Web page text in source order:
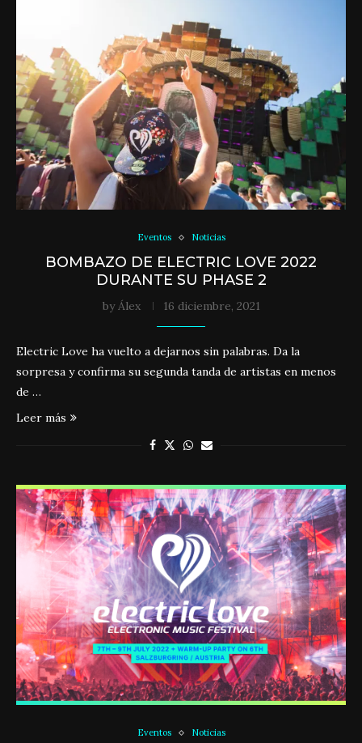
Eventos Noticias
BOMBAZO DE ELECTRIC LOVE 2022
DURANTE SU PHASE 2
byÁlex 16 diciembre, 2021
Electric Love ha vuelto a dejarnos sin palabras. Da la
sorpresa y confirma su segunda tanda de artistas en menos
de …
Leer más
Eventos Noticias